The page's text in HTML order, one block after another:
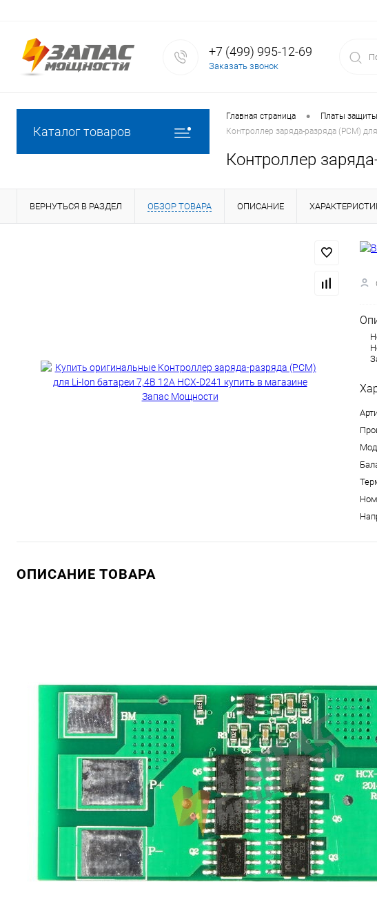
+7 (499) 995-12-69
Заказать звонок
Каталог товаров
Главная страница • Платы защиты
Контроллер заряда-разряда (PCM)
Контроллер
ВЕРНУТЬСЯ В РАЗДЕЛ ОБЗОР ТОВАРА ОПИСАНИЕ
ОПИСАНИЕ ТОВАРА